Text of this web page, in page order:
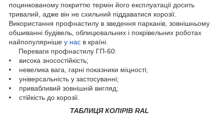
поцинкованому покриттю термін його експлуатації досить
тривалий, адже він не схильний піддаватися корозії.
Використання профнастилу в зведення парканів, зовнішньому
обшиванні будівель, облицювальних і покрівельних роботах
найпопулярніше у нас в країні.
Переваги профнастилу ГП-60:
• висока зносостійкість;
• невелика вага, гарні показники міцності;
• універсальність у застосуванні;
• привабливий зовнішній вигляд;
• стійкість до корозії.
ТАБЛИЦЯ КОЛІРІВ RAL